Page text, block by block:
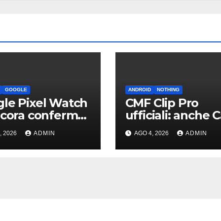
GOOGLE
Pixel Watch
conferme
hardware
2026 ADMIN
ANDROID NOTHING
CMF Clip Pro
ufficiali: anche
Pei si cimenta
gli auricolari
a clip
AGO 4, 2026 ADMIN